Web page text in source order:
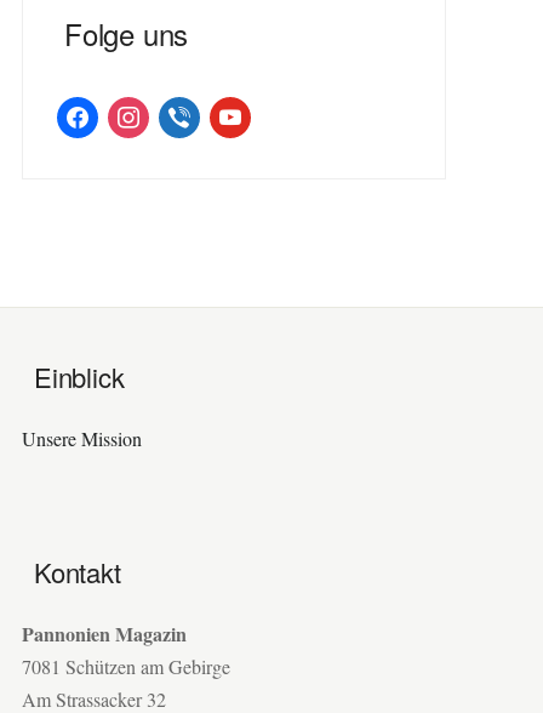
Folge uns
facebookinstagramviber youtube
Einblick
Unsere Mission
Kontakt
Pannonien Magazin
7081 Schützen am Gebirge
Am Strassacker 32